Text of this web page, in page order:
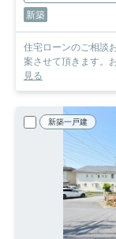
新築
住宅ローンのご相談
案させて頂きます。
見る
新築一戸建